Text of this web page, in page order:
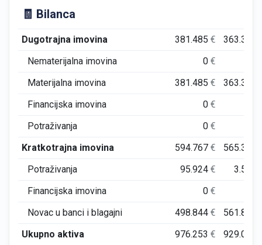
🧾 Bilanca
Dugotrajna imovina 381.485€ 363.380
Nematerijalna imovina
0€
Materijalna imovina
381.485€ 363.380
Financijska imovina
0€
Potraživanja
0€
Kratkotrajna imovina
594.767€ 565.325
Potraživanja
95.924€ 3.514
Financijska imovina
0€
Novac u banci i blagajni
498.844€ 561.811
Ukupno aktiva
976.253€ 929.032